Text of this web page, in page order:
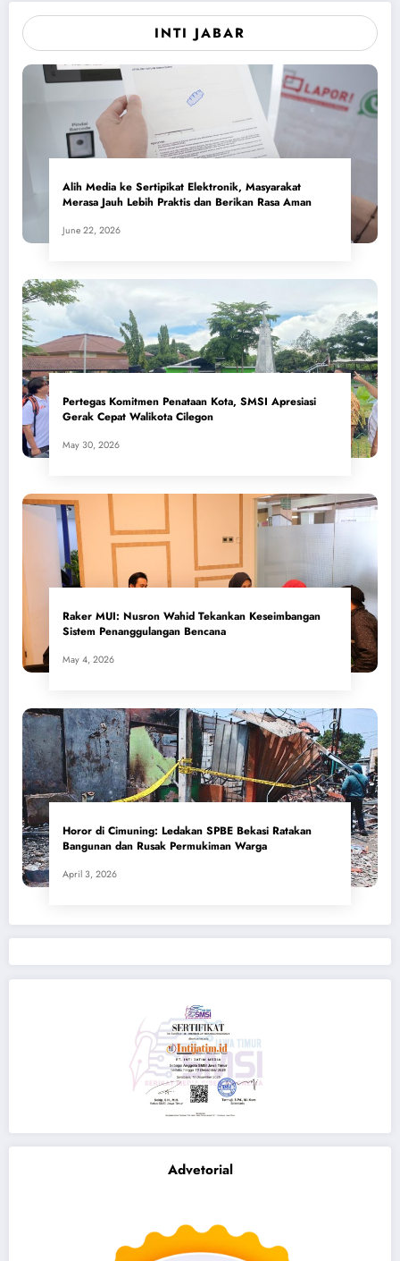
INTI JABAR
Alih Media ke Sertipikat Elektronik, Masyarakat
Merasa Jauh Lebih Praktis dan Berikan Rasa Aman
June 22, 2026
Pertegas Komitmen Penataan Kota, SMSI Apresiasi
Gerak Cepat Walikota Cilegon
May 30, 2026
​Raker MUI: Nusron Wahid Tekankan Keseimbangan
Sistem Penanggulangan Bencana
May 4, 2026
Horor di Cimuning: Ledakan SPBE Bekasi Ratakan
Bangunan dan Rusak Permukiman Warga
April 3, 2026
Advetorial